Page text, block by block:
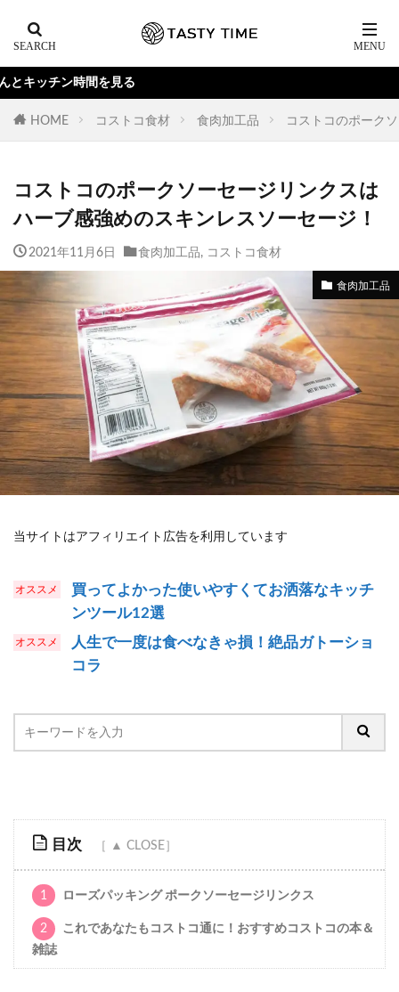
HOME コストコ食材 食肉加工品 コストコのポーク
コストコのポークソーセージリンクスは
ハーブ感強めのスキンレスソーセージ！
2021年11月6日 食肉加工品, コストコ食材
食肉加工品
当サイトはアフィリエイト広告を利用しています
買ってよかった使いやすくてお洒落なキッチ
ンツール12選
人生で一度は食べなきゃ損！絶品ガトーショ
コラ
目次
1 ローズパッキング ポークソーセージリンクス
2
これであなたもコストコ通に！おすすめコストコの本＆
雑誌